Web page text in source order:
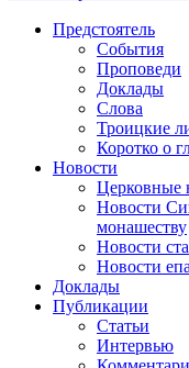
Предстоятель
События
Проповеди
Доклады
Слова
Троицкие
Коротко о
Новости
Церковные
Новости
монашеству
Новости
Новости
Доклады
Публикации
Статьи
Интервью